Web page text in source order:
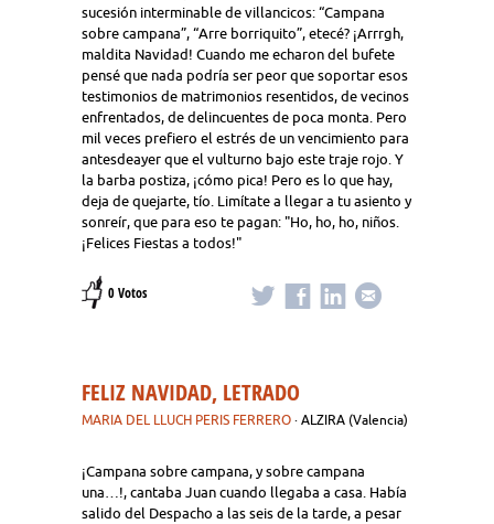
sucesión interminable de villancicos: “Campana
sobre campana”, “Arre borriquito”, etecé? ¡Arrrgh,
maldita Navidad! Cuando me echaron del bufete
pensé que nada podría ser peor que soportar esos
testimonios de matrimonios resentidos, de vecinos
enfrentados, de delincuentes de poca monta. Pero
mil veces prefiero el estrés de un vencimiento para
antesdeayer que el vulturno bajo este traje rojo. Y
la barba postiza, ¡cómo pica! Pero es lo que hay,
deja de quejarte, tío. Limítate a llegar a tu asiento y
sonreír, que para eso te pagan: "Ho, ho, ho, niños.
¡Felices Fiestas a todos!"
0 Votos
FELIZ NAVIDAD, LETRADO
MARIA DEL LLUCH PERIS FERRERO · ALZIRA (Valencia)
¡Campana sobre campana, y sobre campana
una…!, cantaba Juan cuando llegaba a casa. Había
salido del Despacho a las seis de la tarde, a pesar